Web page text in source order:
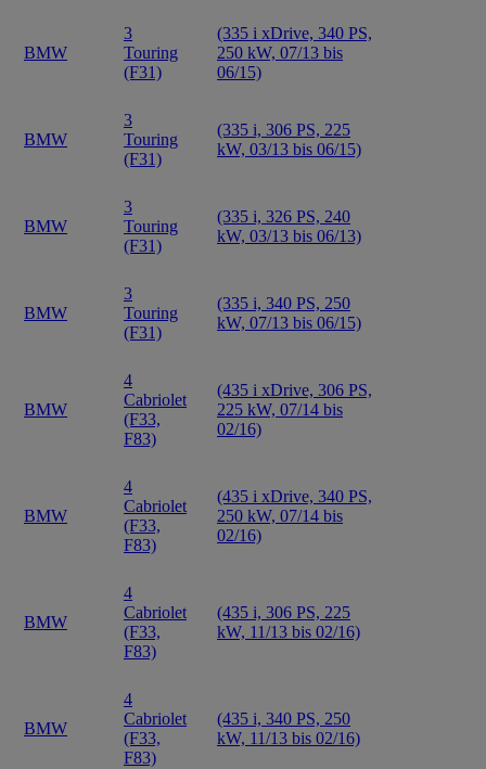
BMW
3
Touring
(F31)
(335 i xDrive, 340 PS,
250 kW, 07/13 bis
06/15)
BMW
3
Touring
(F31)
(335 i, 306 PS, 225
kW, 03/13 bis 06/15)
BMW
3
Touring
(F31)
(335 i, 326 PS, 240
kW, 03/13 bis 06/13)
BMW
3
Touring
(F31)
(335 i, 340 PS, 250
kW, 07/13 bis 06/15)
BMW
4
Cabriolet
(F33,
F83)
(435 i xDrive, 306 PS,
225 kW, 07/14 bis
02/16)
BMW
4
Cabriolet
(F33,
F83)
(435 i xDrive, 340 PS,
250 kW, 07/14 bis
02/16)
BMW
4
Cabriolet
(F33,
F83)
(435 i, 306 PS, 225
kW, 11/13 bis 02/16)
BMW
4
Cabriolet
(F33,
F83)
(435 i, 340 PS, 250
kW, 11/13 bis 02/16)